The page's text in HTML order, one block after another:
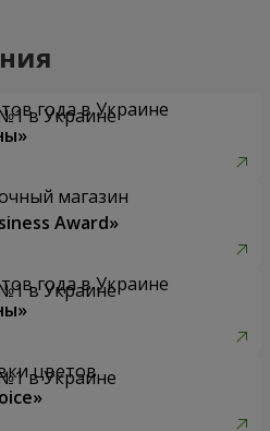
года в Украине
магазин
Award»
года в Украине
цветов